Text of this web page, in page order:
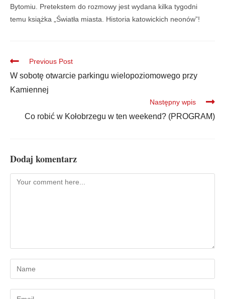
Bytomiu. Pretekstem do rozmowy jest wydana kilka tygodni
temu książka „Światła miasta. Historia katowickich neonów”!
Previous Post
W sobotę otwarcie parkingu wielopoziomowego przy
Kamiennej
Następny wpis
Co robić w Kołobrzegu w ten weekend? (PROGRAM)
Dodaj komentarz